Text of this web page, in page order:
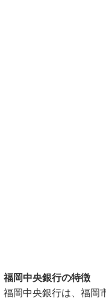
福岡中央銀行の特徴
福岡中央銀行は、福岡